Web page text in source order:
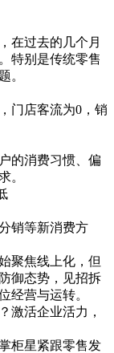
在过去的几个月
特别是传统零售
。
门店客流为0，销
的消费习惯、偏
。
销等新消费方
聚焦线上化，但
御态势，见招拆
经营与运转。
激活企业活力，
柜星紧跟零售发